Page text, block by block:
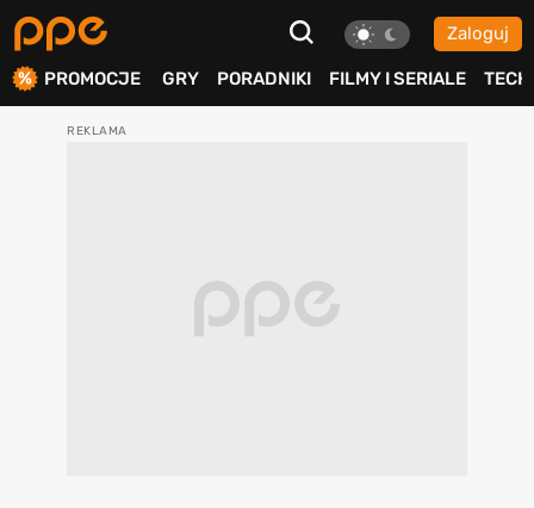
Zaloguj
PROMOCJE GRY PORADNIKI FILMY I SERIALE TECH